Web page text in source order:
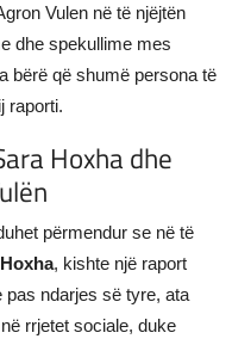
Vulen në të njëjtën
dhe spekullime mes
bërë që shumë persona të
raporti.
Hoxha dhe
përmendur se në të
, kishte një raport
pas ndarjes së tyre, ata
rrjetet sociale, duke